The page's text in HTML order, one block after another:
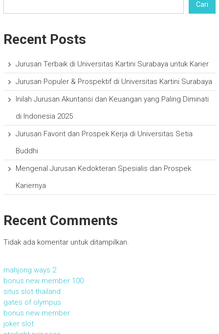
Cari
Recent Posts
Jurusan Terbaik di Universitas Kartini Surabaya untuk Karier
Jurusan Populer & Prospektif di Universitas Kartini Surabaya
Inilah Jurusan Akuntansi dan Keuangan yang Paling Diminati
di Indonesia 2025
Jurusan Favorit dan Prospek Kerja di Universitas Setia
Buddhi
Mengenal Jurusan Kedokteran Spesialis dan Prospek
Kariernya
Recent Comments
Tidak ada komentar untuk ditampilkan.
mahjong ways 2
bonus new member 100
situs slot thailand
gates of olympus
bonus new member
joker slot